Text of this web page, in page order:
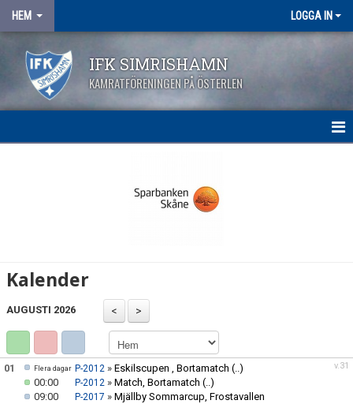
HEM LOGGA IN
IFK SIMRISHAMN
KAMRATFÖRENINGEN PÅ ÖSTERLEN
KONTAKT
STYRELSE & KANSLI
SUCKARNAS GÅNG
Kalender
AUGUSTI 2026
v.31
01 Flera dagar P-2012 » Eskilscupen , Bortamatch (..)
00:00
P-2012 » Match, Bortamatch (..)
09:00
P-2017 » Mjällby Sommarcup, Frostavallen